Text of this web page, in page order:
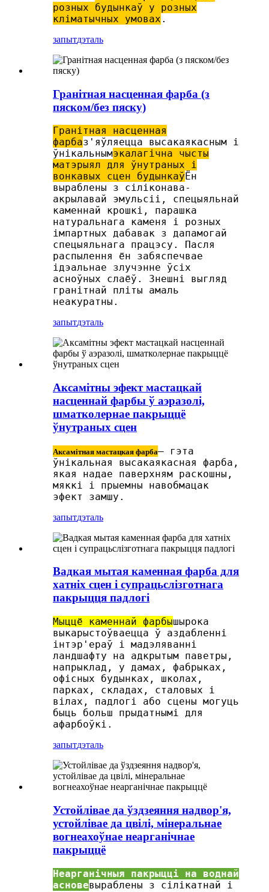
розных будынкаў у розных
кліматычных умовах .
запытдэталь
Гранітная насценная фарба (з
пяском/без пяску)
Гранітная насценная
фарбаз'яўляецца высакаякасным і
ўнікальнымэкалагічна чысты
матэрыял для ўнутраных і
вонкавых сцен будынкаў Ён
выраблены з сіліконава-
акрылавай эмульсіі, спецыяльнай
каменнай крошкі, парашка
натуральнага каменя і розных
імпартных дабавак з дапамогай
спецыяльнага працэсу. Пасля
распылення ён забяспечвае
ідэальнае злучэнне ўсіх
асноўных слаёў. Знешні выгляд
гранітнай пліты амаль
неакуратны.
запытдэталь
Аксамітны эфект мастацкай
насценнай фарбы ў аэразолі,
шматколернае пакрыццё
ўнутраных сцен
Аксамітная мастацкая фарба— гэта
ўнікальная высакаякасная фарба,
якая надае паверхням раскошны,
мяккі і прыемны навобмацак
эфект замшу.
запытдэталь
Вадкая мытая каменная фарба для
хатніх сцен і супрацьслізготнага
пакрыцця падлогі
Мыццё каменнай фарбышырока
выкарыстоўваецца ў аздабленні
інтэр'ераў і мадэляванні
ландшафту на адкрытым паветры,
напрыклад, у дамах, фабрыках,
офісных будынках, школах,
парках, складах, сталовых і
вілах, падлогі або сцены могуць
быць больш прыдатнымі для
афарбоўкі.
запытдэталь
Устойлівае да ўздзеяння надвор'я,
устойлівае да цвілі, мінеральнае
вогнеахоўнае неарганічнае
пакрыццё
Неарганічныя пакрыцці на воднай
асновевыраблены з сілікатнай і